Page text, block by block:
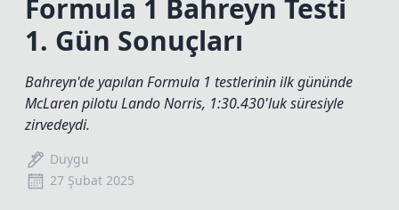
Formula 1 Bahreyn Testi
1. Gün Sonuçları
Bahreyn'de yapılan Formula 1 testlerinin ilk gününde
McLaren pilotu Lando Norris, 1:30.430'luk süresiyle
zirvedeydi.
Duygu
27 Şubat 2025